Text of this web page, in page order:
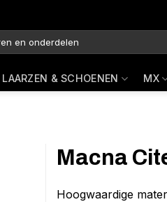
LAARZEN & SCHOENEN MX
Macna
Hoogwaardige